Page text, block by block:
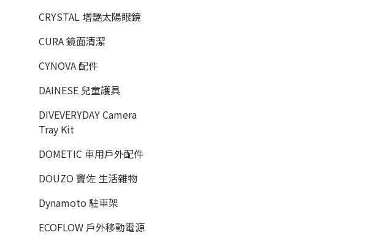
CRYSTAL 增艷太陽眼鏡
CURA 鏡面清潔
CYNOVA 配件
DAINESE 兒童護具
DIVEVERYDAY Camera
Tray Kit
DOMETIC 車用戶外配件
DOUZO 竇佐 生活雜物
Dynamoto 駐車架
ECOFLOW 戶外移動電源